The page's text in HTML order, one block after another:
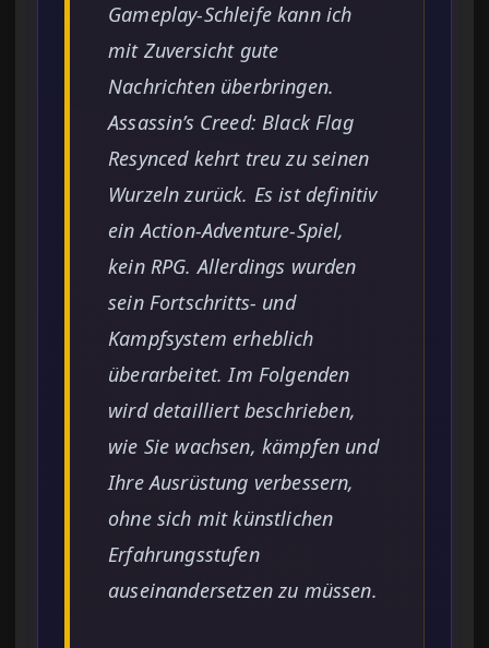
Gameplay-Schleife kann ich
mit Zuversicht gute
Nachrichten überbringen.
Assassin’s Creed: Black Flag
Resyncedkehrt treu zu seinen
Wurzeln zurück. Es ist definitiv
ein Action-Adventure-Spiel,
kein RPG. Allerdings wurden
sein Fortschritts- und
Kampfsystem erheblich
überarbeitet. Im Folgenden
wird detailliert beschrieben,
wie Sie wachsen, kämpfen und
Ihre Ausrüstung verbessern,
ohne sich mit künstlichen
Erfahrungsstufen
auseinandersetzen zu müssen.